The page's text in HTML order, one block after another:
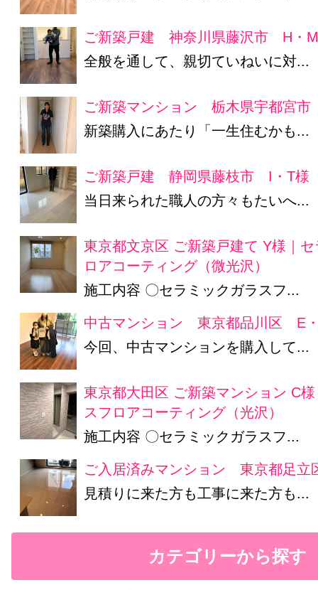
ご新築戸建 神奈川県藤沢市 H・
全般を通して、親切ていねいに対...
ご新築マンション 栃木県宇都宮
新築購入にあたり「一生住むかも...
ご新築戸建 静岡県藤枝市 I・T様
当日来られた職人の方々もたいへ...
東京都文京区 ご新築戸建て Y様｜
ロアコーティング（微光沢）
施工内容 〇セラミックガラスフ...
中古マンション 東京都品川区 E
今回、中古マンションを購入して...
東京都大田区 ご新築マンション C
スフロアコーティング（光沢）
施工内容 〇セラミックガラスフ...
ご入居済みマンション 東京都足
見積りに来た方も工事に来た方も...
カテゴリーから探す